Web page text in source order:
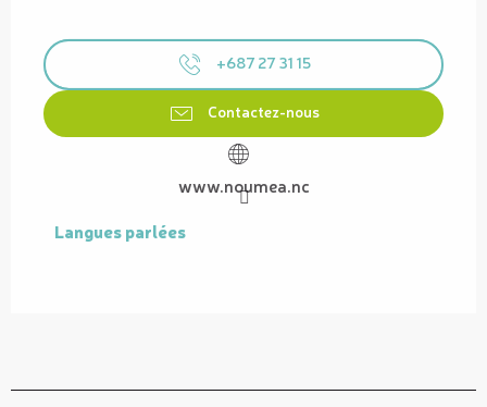
+687 27 31 15
Contactez-nous
www.noumea.nc
Langues parlées
Langues parlées